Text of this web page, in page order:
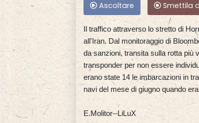
Ascoltare Smettila
Il traffico attraverso lo stretto di
all'Iran. Dal monitoraggio di
da sanzioni, transita sulla rotta più
transponder per non essere
erano state 14 le imbarcazioni in
navi del mese di giugno quando
E.Molitor--LiLuX